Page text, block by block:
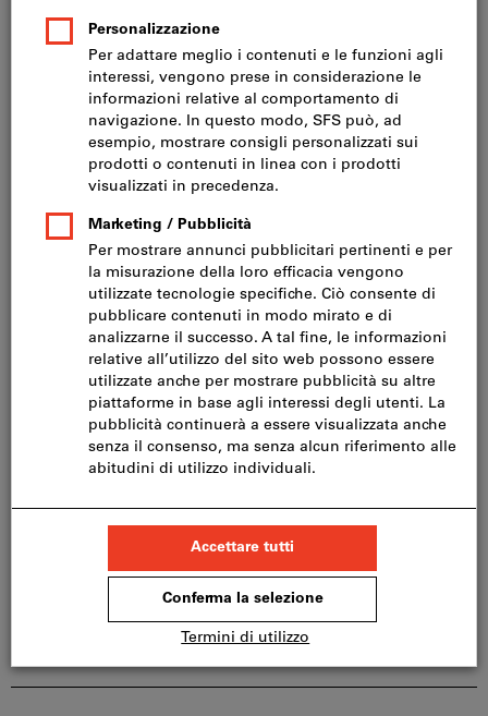
SILENT1 SILENT2 SILENT3
Vuoi ordinare più di un articolo?Vai alla selezione veloce
Nel carrello
Disponibile a magazzino
Aggiungi alla lista dei preferiti
Condividi articolo Catalogo sfogliabile
Descrizione
Download & documenti